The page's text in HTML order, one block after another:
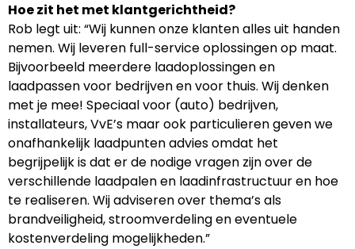
Hoe zit het met klantgerichtheid?
Rob legt uit: “Wij kunnen onze klanten alles uit handen
nemen. Wij leveren full-service oplossingen op maat.
Bijvoorbeeld meerdere laadoplossingen en
laadpassen voor bedrijven en voor thuis. Wij denken
met je mee! Speciaal voor (auto) bedrijven,
installateurs, VvE’s maar ook particulieren geven we
onafhankelijk laadpunten advies omdat het
begrijpelijk is dat er de nodige vragen zijn over de
verschillende laadpalen en laadinfrastructuur en hoe
te realiseren. Wij adviseren over thema’s als
brandveiligheid, stroomverdeling en eventuele
kostenverdeling mogelijkheden.”